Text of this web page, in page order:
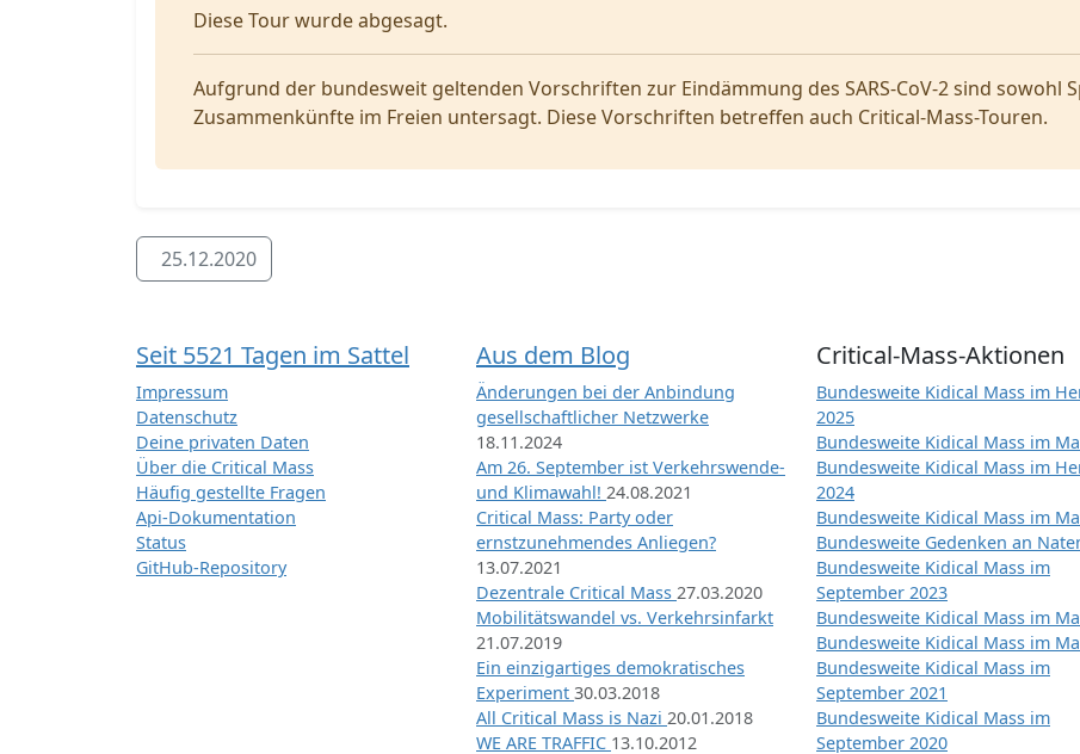
Diese Tour wurde abgesagt.
Aufgrund der bundesweit geltenden Vorschriften zur Eindämmung des SARS-CoV-2 sind sowohl
Zusammenkünfte im Freien untersagt. Diese Vorschriften betreffen auch Critical-Mass-Touren.
25.12.2020
Seit 5521 Tagen im Sattel
Impressum
Datenschutz
Deine privaten Daten
Über die Critical Mass
Häufig gestellte Fragen
Api-Dokumentation
Status
GitHub-Repository
Aus dem Blog
Änderungen bei der Anbindung
gesellschaftlicher Netzwerke
18.11.2024
Am 26. September ist Verkehrswende-
und Klimawahl! 24.08.2021
Critical Mass: Party oder
ernstzunehmendes Anliegen?
13.07.2021
Dezentrale Critical Mass 27.03.2020
Mobilitätswandel vs. Verkehrsinfarkt
21.07.2019
Ein einzigartiges demokratisches
Experiment 30.03.2018
All Critical Mass is Nazi 20.01.2018
WE ARE TRAFFIC 13.10.2012
Critical-Mass-Aktionen
Bundesweite Kidical Mass im
2025
Bundesweite Kidical Mass im
Bundesweite Kidical Mass im
2024
Bundesweite Kidical Mass im
Bundesweite Gedenken an
Bundesweite Kidical Mass im
September 2023
Bundesweite Kidical Mass im
Bundesweite Kidical Mass im
Bundesweite Kidical Mass im
September 2021
Bundesweite Kidical Mass im
September 2020